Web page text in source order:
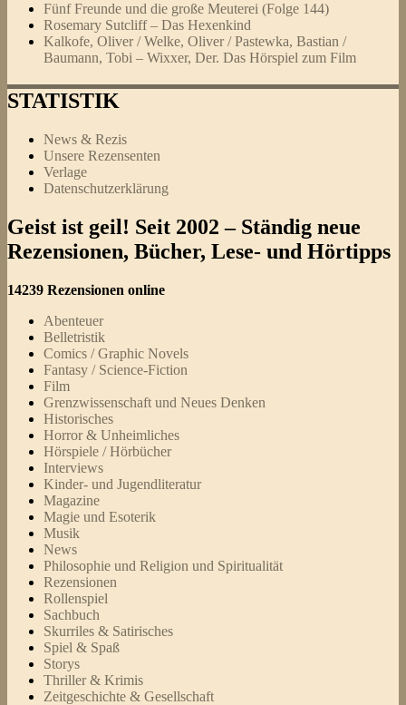
Fünf Freunde und die große Meuterei (Folge 144)
Rosemary Sutcliff – Das Hexenkind
Kalkofe, Oliver / Welke, Oliver / Pastewka, Bastian /
Baumann, Tobi – Wixxer, Der. Das Hörspiel zum Film
STATISTIK
News & Rezis
Unsere Rezensenten
Verlage
Datenschutzerklärung
Geist ist geil! Seit 2002 – Ständig neue
Rezensionen, Bücher, Lese- und Hörtipps
14239 Rezensionen online
Abenteuer
Belletristik
Comics / Graphic Novels
Fantasy / Science-Fiction
Film
Grenzwissenschaft und Neues Denken
Historisches
Horror & Unheimliches
Hörspiele / Hörbücher
Interviews
Kinder- und Jugendliteratur
Magazine
Magie und Esoterik
Musik
News
Philosophie und Religion und Spiritualität
Rezensionen
Rollenspiel
Sachbuch
Skurriles & Satirisches
Spiel & Spaß
Storys
Thriller & Krimis
Zeitgeschichte & Gesellschaft